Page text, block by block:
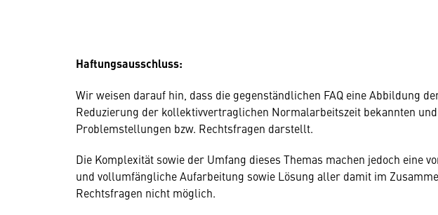
Haftungsausschluss:
Wir weisen darauf hin, dass die gegenständlichen FAQ eine Abbildung
Reduzierung der kollektivvertraglichen Normalarbeitszeit bekannten
Problemstellungen bzw. Rechtsfragen darstellt.
Die Komplexität sowie der Umfang dieses Themas machen jedoch eine
und vollumfängliche Aufarbeitung sowie Lösung aller damit im
Rechtsfragen nicht möglich.